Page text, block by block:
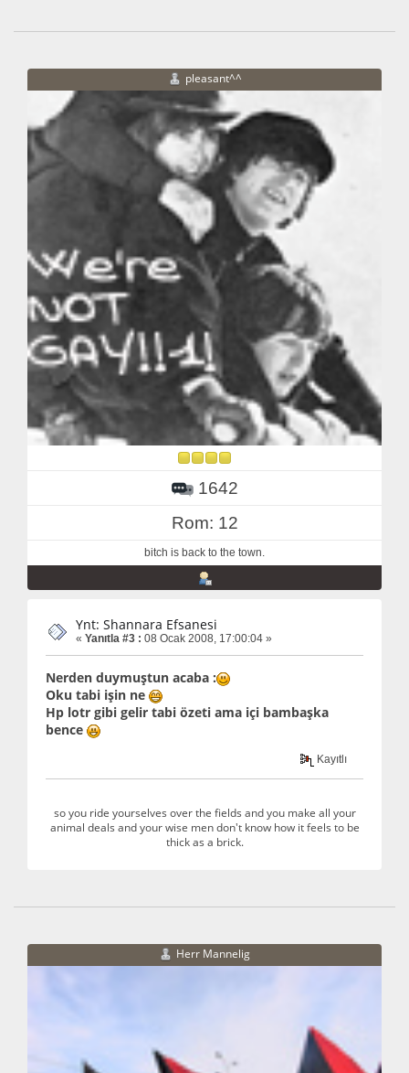
pleasant^^
1642
Rom: 12
bitch is back to the town.
Ynt: Shannara Efsanesi
« Yanıtla #3 : 08 Ocak 2008, 17:00:04 »
Nerden duymuştun acaba :
Oku tabi işin ne
Hp lotr gibi gelir tabi özeti ama içi bambaşka
bence
Kayıtlı
so you ride yourselves over the fields and you make all your
animal deals and your wise men don't know how it feels to be
thick as a brick.
Herr Mannelig